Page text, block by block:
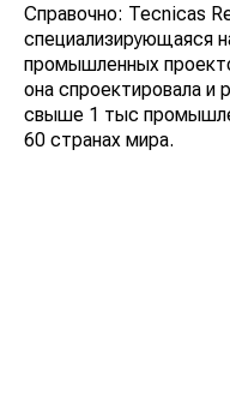
Справочно: Tecnicas
специализирующаяся
промышленных
она спроектировала и
свыше 1 тыс
60 странах мира.